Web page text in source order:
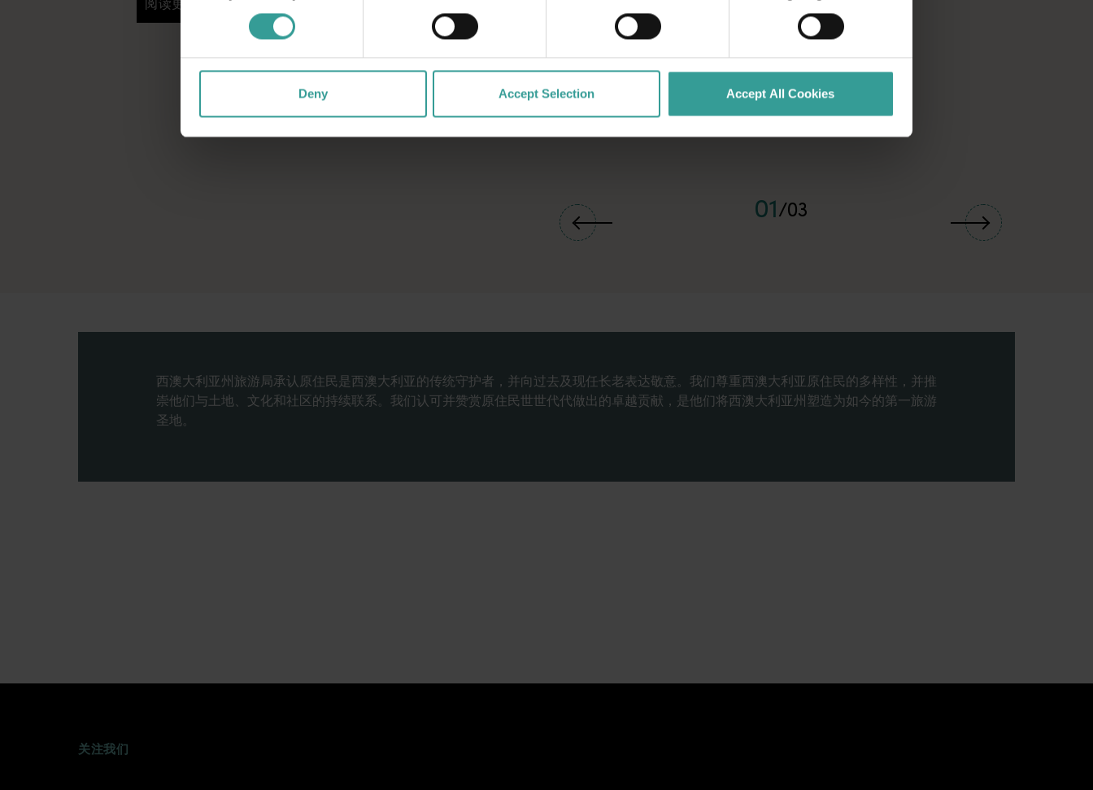
Deny Accept Selection Accept All Cookies
01/03
阅读更多
阅读更多
西澳大利亚州旅游局承认原住民是西澳大利亚的传统守护者，并向过去及现任长老表达敬意。我们尊重西澳大利亚原住民的多样性，并推
崇他们与土地、文化和社区的持续联系。我们认可并赞赏原住民世世代代做出的卓越贡献，是他们将西澳大利亚州塑造为如今的第一旅游
圣地。
关注我们